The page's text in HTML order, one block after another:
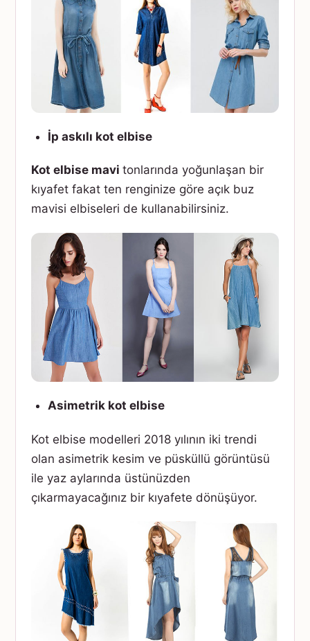
İp askılı kot elbise
Kot elbise mavi tonlarında yoğunlaşan bir
kıyafet fakat ten renginize göre açık buz
mavisi elbiseleri de kullanabilirsiniz.
Asimetrik kot elbise
Kot elbise modelleri 2018 yılının iki trendi
olan asimetrik kesim ve püsküllü görüntüsü
ile yaz aylarında üstünüzden
çıkarmayacağınız bir kıyafete dönüşüyor.